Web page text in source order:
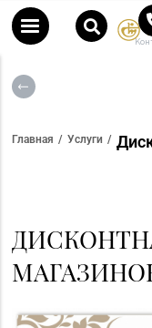
Главная Услуги